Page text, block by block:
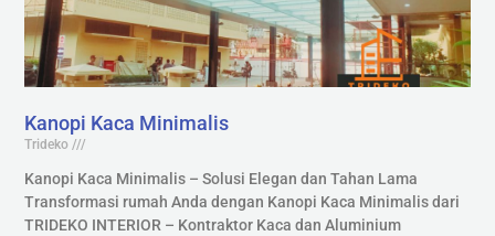
Kanopi Kaca Minimalis
Trideko
Kanopi Kaca Minimalis – Solusi Elegan dan Tahan Lama
Transformasi rumah Anda dengan Kanopi Kaca Minimalis dari
TRIDEKO INTERIOR – Kontraktor Kaca dan Aluminium